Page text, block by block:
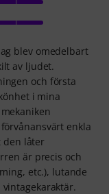
blev omedelbart
av ljudet.
och första
i mina
enkla
den låter
är precis och
etc.), lutande